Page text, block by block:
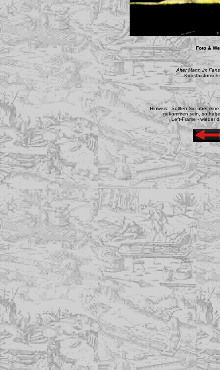
Foto &
Alter Mann im
Hinweis: Sollten Sie über
gekommen sein, so
Left-Frame - wieder